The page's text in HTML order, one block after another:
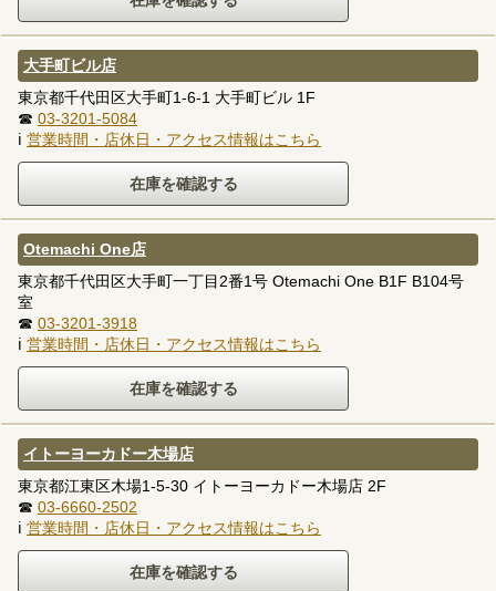
大手町ビル店
東京都千代田区大手町1-6-1 大手町ビル 1F
☎ 03-3201-5084
ℹ 営業時間・店休日・アクセス情報はこちら
Otemachi One店
東京都千代田区大手町一丁目2番1号 Otemachi One B1F B104号
室
☎ 03-3201-3918
ℹ 営業時間・店休日・アクセス情報はこちら
イトーヨーカドー木場店
東京都江東区木場1-5-30 イトーヨーカドー木場店 2F
☎ 03-6660-2502
ℹ 営業時間・店休日・アクセス情報はこちら